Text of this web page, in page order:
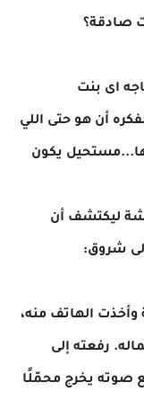
صادقة؟
اى بنت
أن هو حتى اللي
يكون
ليكتشف أن
شروق:
وأخذت الهاتف منه،
رفعته إلى
صوته يخرج محمّلًا